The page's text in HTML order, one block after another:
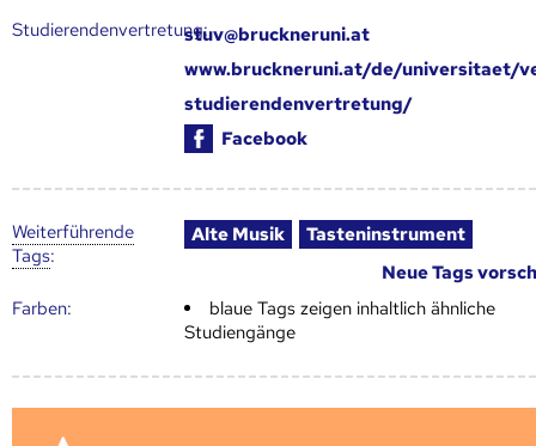
Studierendenvertretung:stuv@bruckneruni.at
www.bruckneruni.at/de/universitaet/
studierendenvertretung/
Facebook
Weiter­führende
Tags:
Alte Musik
Tasteninstrument
Neue Tags
Farben:
blaue Tags zeigen inhaltlich ähnliche
Studiengänge